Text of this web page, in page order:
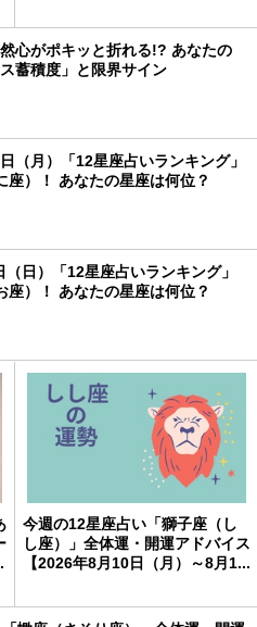
然心がポキッと折れる!? あなたの
蓄積度」と限界サイン
（月）「12星座占いランキング」
座）！ あなたの星座は何位？
日）「12星座占いランキング」
座）！ あなたの星座は何位？
今週の12星座占い「獅子座（し
し座）」全体運・開運アドバイス
【2026年8月10日（月）～8月1...